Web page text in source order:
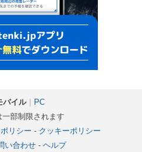
バイル｜ PC
部制限されます
リシー - クッキーポリシー
い合わせ- ヘルプ